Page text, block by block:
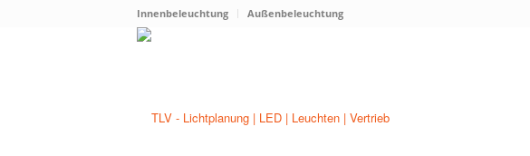
Innenbeleuchtung Außenbeleuchtung